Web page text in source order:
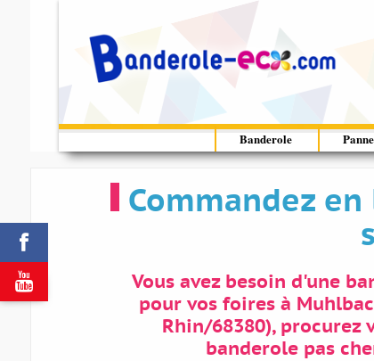


Banderole
Commandez
Vous avez besoin d'une
pour vos foires à
Rhin/68380), procurez
banderole pas